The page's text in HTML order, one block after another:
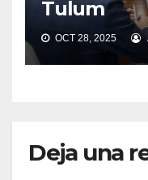
Tulum
OCT 28, 2025
Deja una